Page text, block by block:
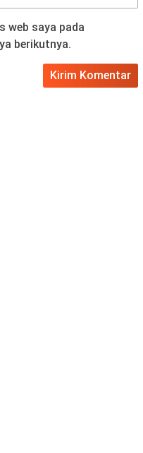
web saya pada
berikutnya.